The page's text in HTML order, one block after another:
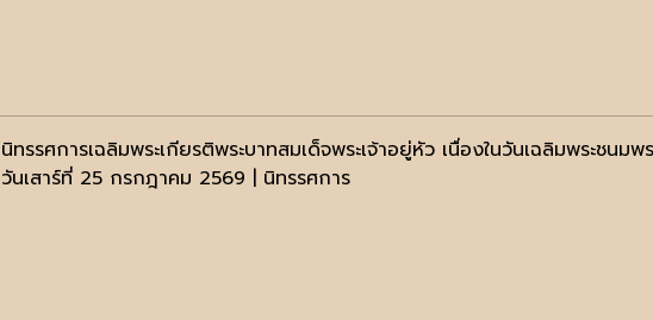
นิทรรศการเฉลิมพระเกียรติพระบาทสมเด็จพระเจ้าอยู่หัว เนื่องในวันเฉลิมพระช
วันเสาร์ที่ 25 กรกฎาคม 2569 | นิทรรศการ